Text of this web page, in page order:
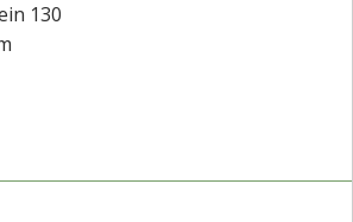
130